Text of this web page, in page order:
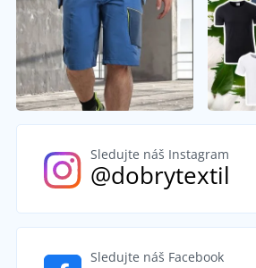
Sledujte náš Instagram
@dobrytextil
Sledujte náš Facebook